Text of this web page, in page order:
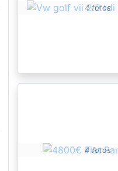
4 fotos
4 fotos